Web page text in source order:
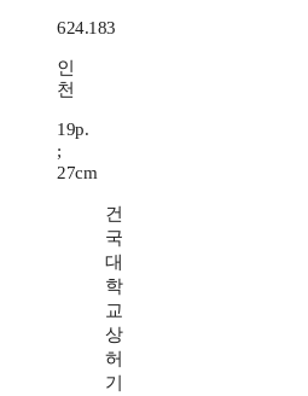
624.183
인
천
19p.
;
27cm
건
국
대
학
교
상
허
기